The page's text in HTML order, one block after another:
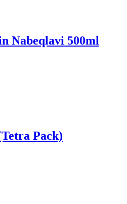
Nabeqlavi 500ml
Pack)